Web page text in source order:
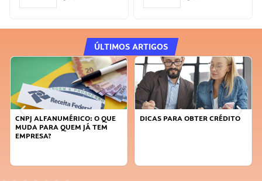
ÚLTIMOS ARTIGOS
DICAS PARA OBTER CRÉDITO
FAÇA A DIFERENÇA: SEJA